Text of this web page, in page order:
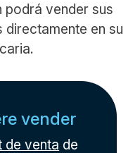
vender sus
en su
vender
de venta de